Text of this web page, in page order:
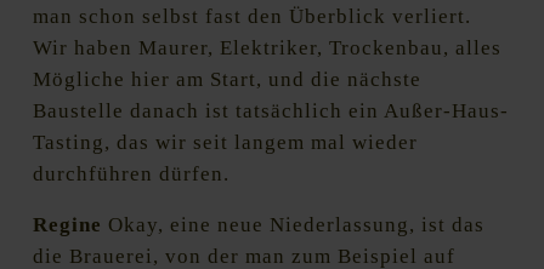
man schon selbst fast den Überblick verliert.
Wir haben Maurer, Elektriker, Trockenbau, alles
Mögliche hier am Start, und die nächste
Baustelle danach ist tatsächlich ein Außer-Haus-
Tasting, das wir seit langem mal wieder
durchführen dürfen.
Regine Okay, eine neue Niederlassung, ist das
die Brauerei, von der man zum Beispiel auf